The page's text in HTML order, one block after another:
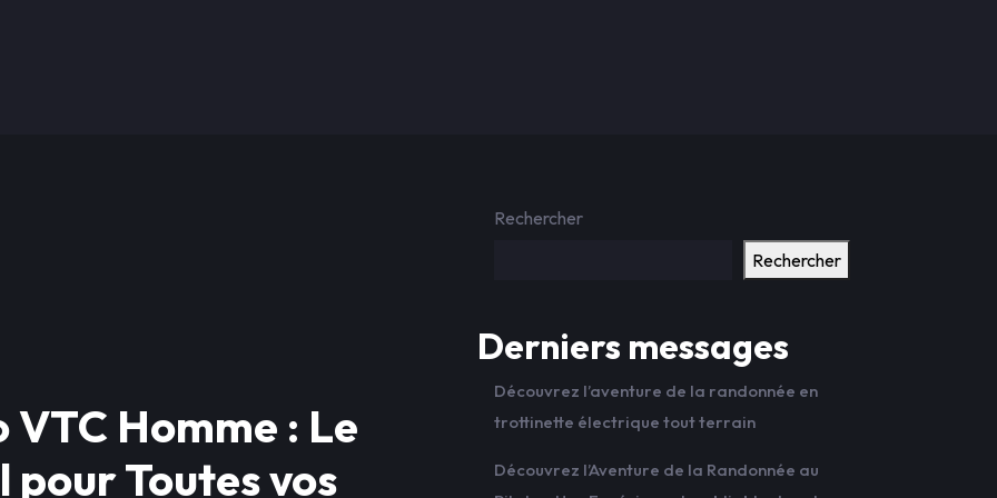
VTC Homme : Le
Toutes vos
Rechercher
Rechercher
Derniers messages
Découvrez l’aventure de la randonnée en
trottinette électrique tout terrain
Découvrez l’Aventure de la Randonnée au